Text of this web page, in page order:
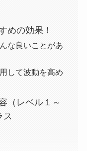
めの効果！
な良いことがあ
して波動を高め
（レベル１～
ス